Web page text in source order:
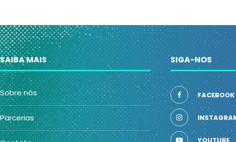
SAIBA MAIS
Sobre nós
Parcerias
SIGA-NOS
FACEBOOK